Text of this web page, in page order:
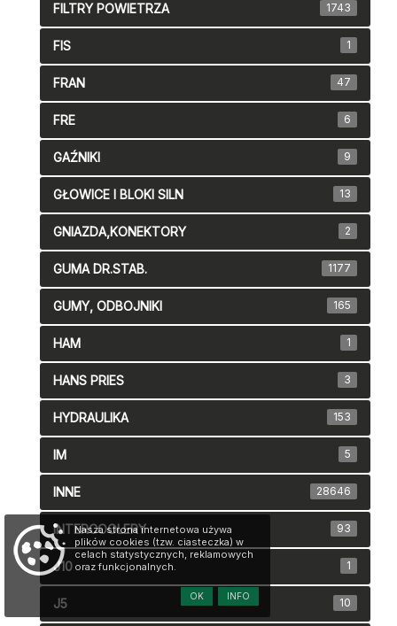
FILTRY POWIETRZA 1743
FIS 1
FRAN 47
FRE 6
GAŹNIKI 9
GŁOWICE I BLOKI SILN 13
GNIAZDA,KONEKTORY 2
GUMA DR.STAB. 1177
GUMY, ODBOJNIKI 165
HAM 1
HANS PRIES 3
HYDRAULIKA 153
IM 5
INNE 28646
INTERCOOLERY 93
J10 1
J5 10
Nasza strona internetowa używa
plików cookies (tzw. ciasteczka) w
celach statystycznych, reklamowych
oraz funkcjonalnych.
INFO
OK